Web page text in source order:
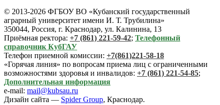
© 2013-2026 ФГБОУ ВО «Кубанский государственный
аграрный университет имени И. Т. Трубилина»
350044, Россия, г. Краснодар, ул. Калинина, 13
Приёмная ректора: +7 (861) 221-59-42; Телефонный
справочник КубГАУ
Телефон приемной комиссии: +7(861)221-58-18
«Горячая линия» по вопросам приема лиц с ограниченными
возможностями здоровья и инвалидов: +7 (861) 221-54-85;
Дополнительная информация
e-mail: mail@kubsau.ru
Дизайн сайта — Spider Group, Краснодар.